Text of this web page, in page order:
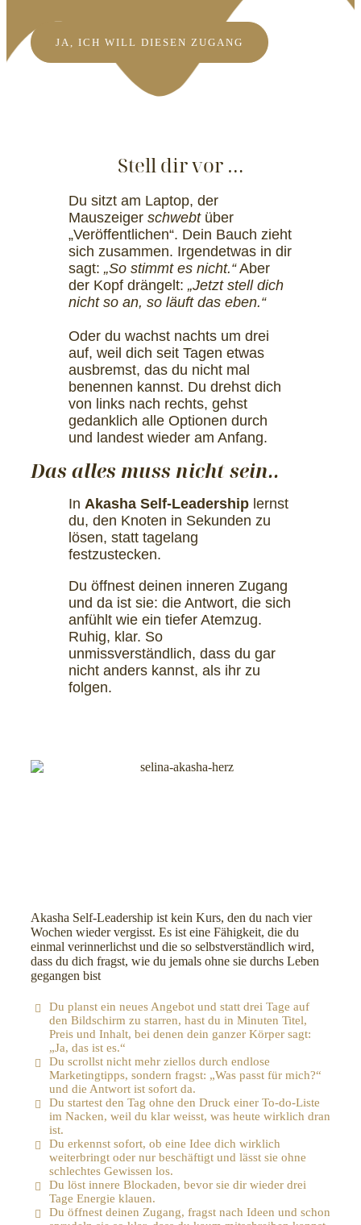
JA, ICH WILL DIESEN ZUGANG
Stell dir vor …
Du sitzt am Laptop, der
Mauszeiger schwebtüber
„Veröffentlichen“. Dein Bauch zieht
sich zusammen. Irgendetwas in dir
sagt: „So stimmt es nicht.“Aber
der Kopf drängelt: „Jetzt stell dich
nicht so an, so läuft das eben.“
Oder du wachst nachts um drei
auf, weil dich seit Tagen etwas
ausbremst, das du nicht mal
benennen kannst. Du drehst dich
von links nach rechts, gehst
gedanklich alle Optionen durch
und landest wieder am Anfang.
Das alles muss nicht sein..
In Akasha Self-Leadershiplernst
du, den Knoten in Sekunden zu
lösen, statt tagelang
festzustecken.
Du öffnest deinen inneren Zugang
und da ist sie: die Antwort, die sich
anfühlt wie ein tiefer Atemzug.
Ruhig, klar. So
unmissverständlich, dass du gar
nicht anders kannst, als ihr zu
folgen.
Akasha Self-Leadership ist kein Kurs, den du nach vier
Wochen wieder vergisst. Es ist eine Fähigkeit, die du
einmal verinnerlichst und die so selbstverständlich wird,
dass du dich fragst, wie du jemals ohne sie durchs Leben
gegangen bist
Du planst ein neues Angebot und statt drei Tage auf
den Bildschirm zu starren, hast du in Minuten Titel,
Preis und Inhalt, bei denen dein ganzer Körper sagt:
„Ja, das ist es.“
Du scrollst nicht mehr ziellos durch endlose
Marketingtipps, sondern fragst: „Was passt für mich?“
und die Antwort ist sofort da.
Du startest den Tag ohne den Druck einer To-do-Liste
im Nacken, weil du klar weisst, was heute wirklich dran
ist.
Du erkennst sofort, ob eine Idee dich wirklich
weiterbringt oder nur beschäftigt und lässt sie ohne
schlechtes Gewissen los.
Du löst innere Blockaden, bevor sie dir wieder drei
Tage Energie klauen.
Du öffnest deinen Zugang, fragst nach Ideen und schon